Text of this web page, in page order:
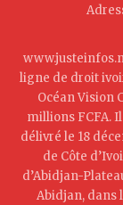
ligne de droit
Océan Vision
millions FCFA.
délivré le 18
de Côte
d’Abidjan-
Abidjan, dans